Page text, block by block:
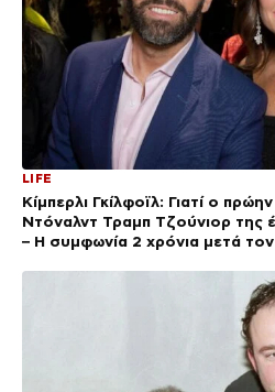
LIFE
Κίμπερλι Γκίλφοϊλ: Γιατί ο
Ντόναλντ Τραμπ Τζούνιορ της
– Η συμφωνία 2 χρόνια μετά